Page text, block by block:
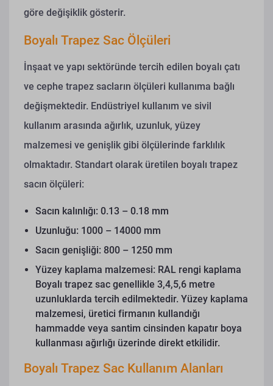
göre değişiklik gösterir.
Boyalı Trapez Sac Ölçüleri
İnşaat ve yapı sektöründe tercih edilen boyalı çatı
ve cephe trapez sacların ölçüleri kullanıma bağlı
değişmektedir. Endüstriyel kullanım ve sivil
kullanım arasında ağırlık, uzunluk, yüzey
malzemesi ve genişlik gibi ölçülerinde farklılık
olmaktadır. Standart olarak üretilen boyalı trapez
sacın ölçüleri:
Sacın kalınlığı: 0.13 – 0.18 mm
Uzunluğu: 1000 – 14000 mm
Sacın genişliği: 800 – 1250 mm
Yüzey kaplama malzemesi: RAL rengi kaplama
Boyalı trapez sac genellikle 3,4,5,6 metre
uzunluklarda tercih edilmektedir. Yüzey kaplama
malzemesi, üretici firmanın kullandığı
hammadde veya santim cinsinden kapatır boya
kullanması ağırlığı üzerinde direkt etkilidir.
Boyalı Trapez Sac Kullanım Alanları